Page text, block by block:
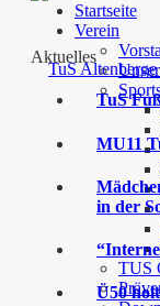
Startseite
Verein
TUS
Aktuelles
TuS
MU11
in der
Ü50